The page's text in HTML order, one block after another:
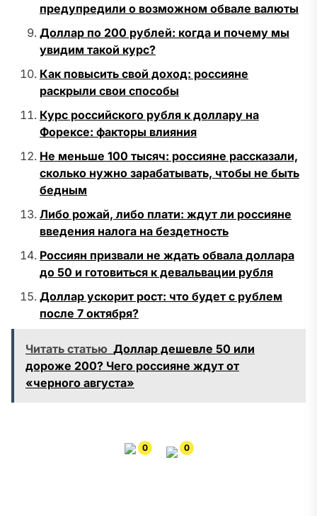
предупредили о возможном обвале валюты
Доллар по 200 рублей: когда и почему мы
увидим такой курс?
Как повысить свой доход: россияне
раскрыли свои способы
Курс российского рубля к доллару на
Форексе: факторы влияния
Не меньше 100 тысяч: россияне рассказали,
сколько нужно зарабатывать, чтобы не быть
бедным
Либо рожай, либо плати: ждут ли россияне
введения налога на бездетность
Россиян призвали не ждать обвала доллара
до 50 и готовиться к девальвации рубля
Доллар ускорит рост: что будет с рублем
после 7 октября?
Читать статью Доллар дешевле 50 или
дороже 200? Чего россияне ждут от
«черного августа»
0 0